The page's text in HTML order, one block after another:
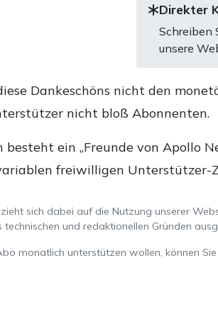
Direkter
Schreiben
unsere
Dankeschöns nicht den
nicht bloß Abonnenten.
besteht ein „Freunde von Apollo
freiwilligen Unterstützer-
sich dabei auf die Nutzung unserer
und redaktionellen Gründen
monatlich unterstützen wollen, können